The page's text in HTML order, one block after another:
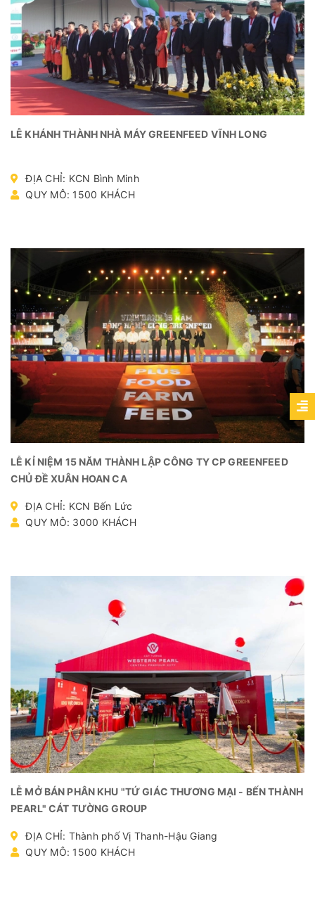
LỄ KHÁNH THÀNH NHÀ MÁY GREENFEED VĨNH LONG
ĐỊA CHỈ: KCN Bình Minh
QUY MÔ: 1500 KHÁCH
LỄ KỈ NIỆM 15 NĂM THÀNH LẬP CÔNG TY CP GREENFEED
CHỦ ĐỀ XUÂN HOAN CA
ĐỊA CHỈ: KCN Bến Lức
QUY MÔ: 3000 KHÁCH
LỄ MỞ BÁN PHÂN KHU "TỨ GIÁC THƯƠNG MẠI - BẾN THÀNH
PEARL" CÁT TƯỜNG GROUP
ĐỊA CHỈ: Thành phố Vị Thanh-Hậu Giang
QUY MÔ: 1500 KHÁCH